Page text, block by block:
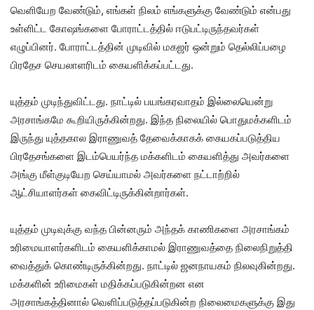
வெளியேற வேண்டும், எங்கள் நிலம் எங்களுக்கு வேண்டும் என்பது
உள்ளிட்ட கோஷங்களை போராட்டத்தில் ஈடுபட்டிருந்தவர்கள்
எழுப்பினர். போராட்டத்தின் முடிவில் மகஜர் ஒன்றும் தெல்லிப்பழை
பிரதேச செயலாளரிடம் கையளிக்கப்பட்டது.
யுத்தம் முடிந்துவிட்டது. நாட்டில் பயங்கரவாதம் இல்லையென்று
அரசாங்கமே கூறியிருக்கின்றது. இந்த நிலையில் பொதுமக்களிடம்
இருந்து யுத்தகால இராணுவத் தேவைக்காகக் கையகப்படுத்திய
பிரதேசங்களை இடம்பெயர்ந்த மக்களிடம் கையளித்து அவர்களை
அங்கு மீள்குடியேற செய்யாமல் அவர்களை நட்டாற்றில்
ஆட்சியாளர்கள் கைவிட்டிருக்கின்றார்கள்.
யுத்தம் முடிவுக்கு வந்த பின்னரும் அந்தக் காணிகளை அரசாங்கம்
உரிமையாளர்களிடம் கையளிக்காமல் இராணுவத்தை நிலைநிறுத்தி
வைத்துக் கொண்டிருக்கின்றது. நாட்டில் ஜனநாயகம் நிலவுகின்றது.
மக்களின் உரிமைகள் மதிக்கப்படுகின்றன என
அரசாங்கத்தினால் வெளிப்படுத்தப்படுகின்ற நிலைமைகளுக்கு இது